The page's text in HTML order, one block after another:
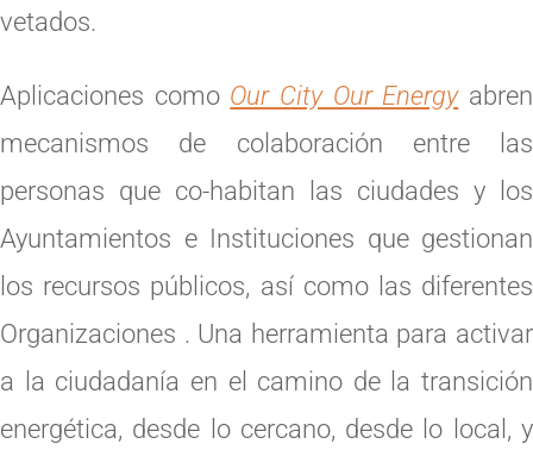
vetados.
Aplicaciones como Our City Our Energyabren
mecanismos de colaboración entre las
personas que co-habitan las ciudades y los
Ayuntamientos e Instituciones que gestionan
los recursos públicos, así como las diferentes
Organizaciones . Una herramienta para activar
a la ciudadanía en el camino de la transición
energética, desde lo cercano, desde lo local, y